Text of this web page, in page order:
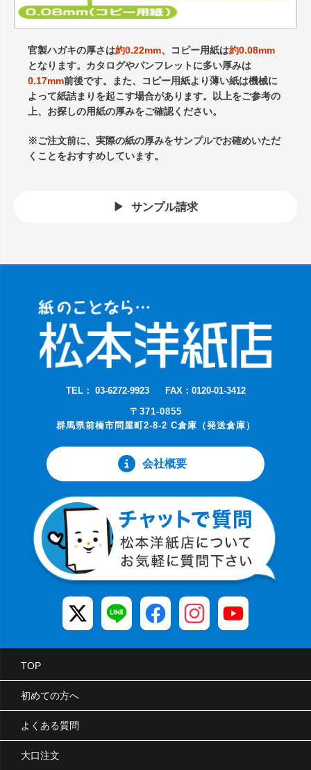
官製ハガキの厚さは約0.22mm、コピー用紙は約0.08mm
となります。カタログやパンフレットに多い厚みは
0.17mm前後です。また、コピー用紙より薄い紙は機械に
よって紙詰まりを起こす場合があります。以上をご参考の
上、お探しの用紙の厚みをご確認ください。
※ご注文前に、実際の紙の厚みをサンプルでお確めいただ
くことをおすすめしています。
サンプル請求
TEL： 03-6272-9923
FAX：0120-01-3412
〒371-0855
群馬県前橋市問屋町2-8-2 C倉庫（発送倉庫）
会社概要
TOP
初めての方へ
よくある質問
大口注文